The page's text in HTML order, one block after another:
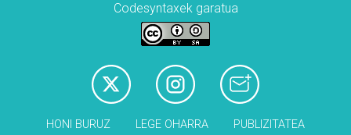
Codesyntaxek garatua
HONI BURUZ LEGE OHARRA PUBLIZITATEA